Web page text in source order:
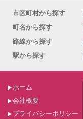
市区町村から探す
町名から探す
路線から探す
駅から探す
ホーム
会社概要
プライバシーポリシー